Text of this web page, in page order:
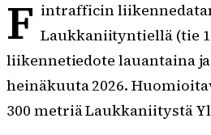
F intrafficin
Laukkaniityntiellä (tie
liikennetiedote lauantaina
heinäkuuta 2026.
300 metriä Laukkaniitystä